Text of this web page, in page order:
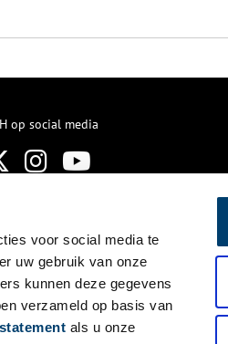
voor social media te
uw gebruik van onze
kunnen deze gegevens
verzameld op basis van
als u onze
op social media